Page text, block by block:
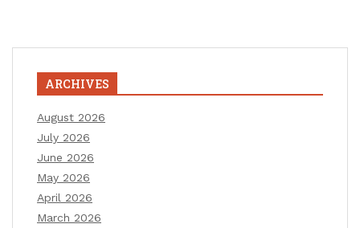
ARCHIVES
August 2026
July 2026
June 2026
May 2026
April 2026
March 2026